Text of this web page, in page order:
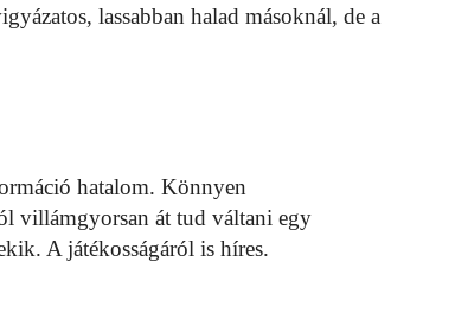
lassabban halad másoknál, de a
hatalom. Könnyen
villámgyorsan át tud váltani egy
A játékosságáról is híres.